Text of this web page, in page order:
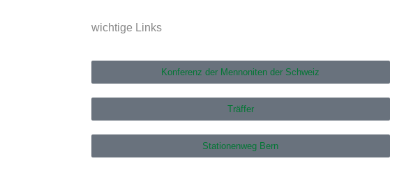
wichtige Links
Konferenz der Mennoniten der Schweiz
Träffer
Stationenweg Bern